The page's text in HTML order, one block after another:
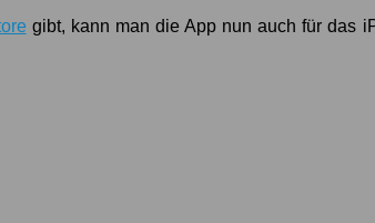
gibt, kann man die App nun auch für das